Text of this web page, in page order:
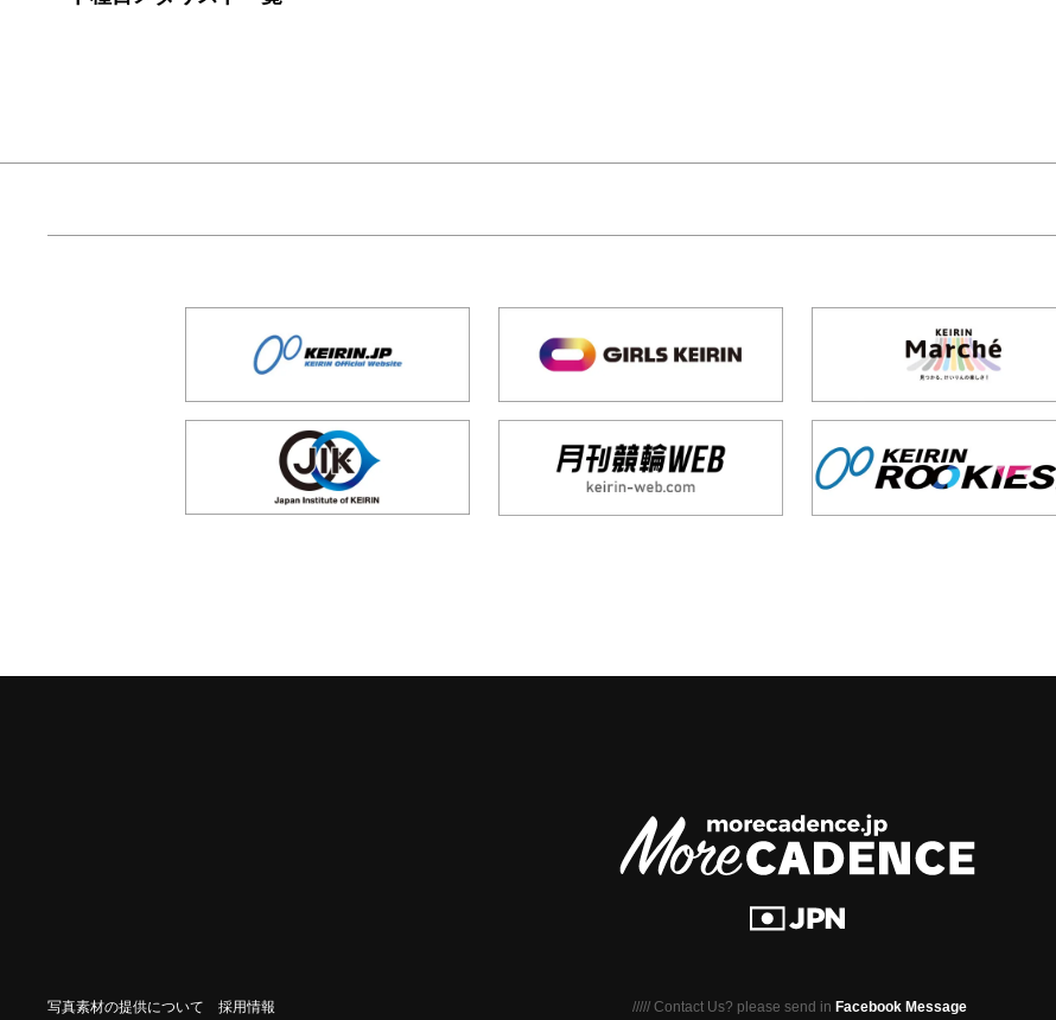
写真素材の提供について 採用情報 ///// Contact Us? please send in Facebook Message